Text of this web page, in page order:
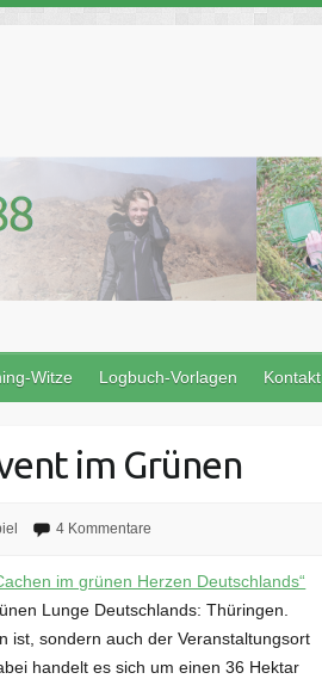
Witze Logbuch-Vorlagen Kontakt
im Grünen
4 Kommentare
im grünen Herzen Deutschlands“
Lunge Deutschlands: Thüringen.
ist, sondern auch der Veranstaltungsort
handelt es sich um einen 36 Hektar